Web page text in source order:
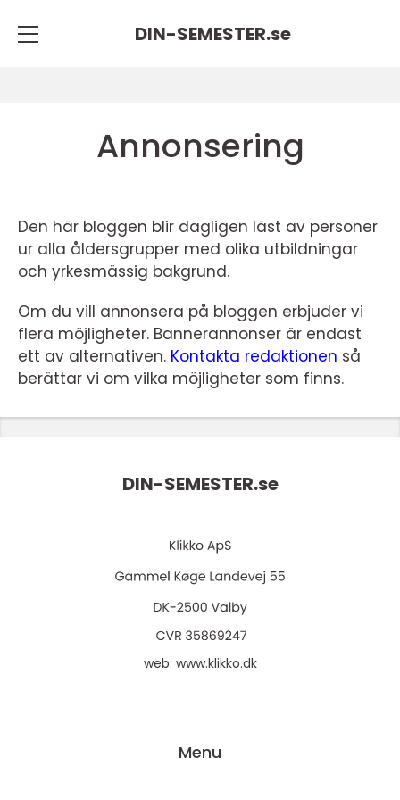
DIN-SEMESTER.se
Annonsering
Den här bloggen blir dagligen läst av personer
ur alla åldersgrupper med olika utbildningar
och yrkesmässig bakgrund.
Om du vill annonsera på bloggen erbjuder vi
flera möjligheter. Bannerannonser är endast
ett av alternativen. Kontakta redaktionen så
berättar vi om vilka möjligheter som finns.
DIN-SEMESTER.se
web: www.klikko.dk
Menu